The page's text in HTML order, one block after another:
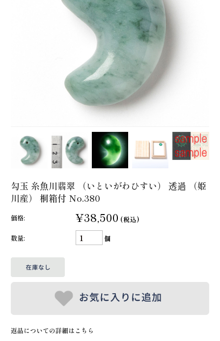
勾玉 糸魚川翡翠 （いといがわひすい） 透過 （姫
川産） 桐箱付 No.380
価格: ¥38,500 (税込)
数量:
個
返品についての詳細はこちら